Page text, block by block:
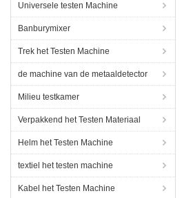
Universele testen Machine
Banburymixer
Trek het Testen Machine
de machine van de metaaldetector
Milieu testkamer
Verpakkend het Testen Materiaal
Helm het Testen Machine
textiel het testen machine
Kabel het Testen Machine